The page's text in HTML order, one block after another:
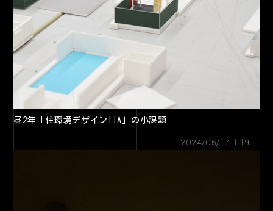
昼2年「住環境デザインIIA」の小課題
2024/05/17 1:19